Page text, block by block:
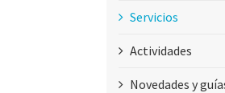
Servicios
Actividades
Novedades y